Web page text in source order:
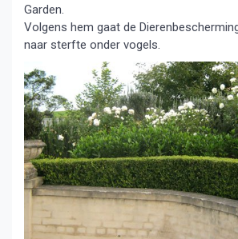
Garden.
Volgens hem gaat de
naar sterfte onder vogels.